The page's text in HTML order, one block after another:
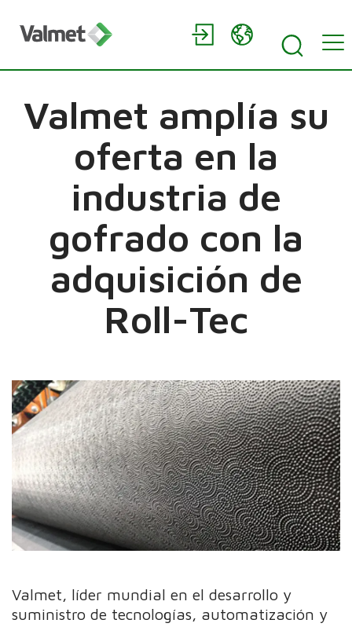
Valmet amplía su
oferta en la
industria de
gofrado con la
adquisición de
Roll-Tec
Valmet, líder mundial en el desarrollo y
suministro de tecnologías, automatización y